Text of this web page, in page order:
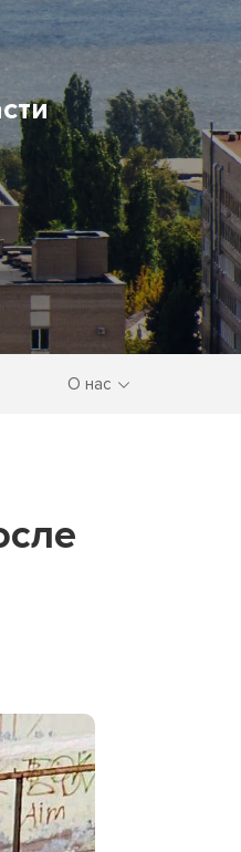
О нас